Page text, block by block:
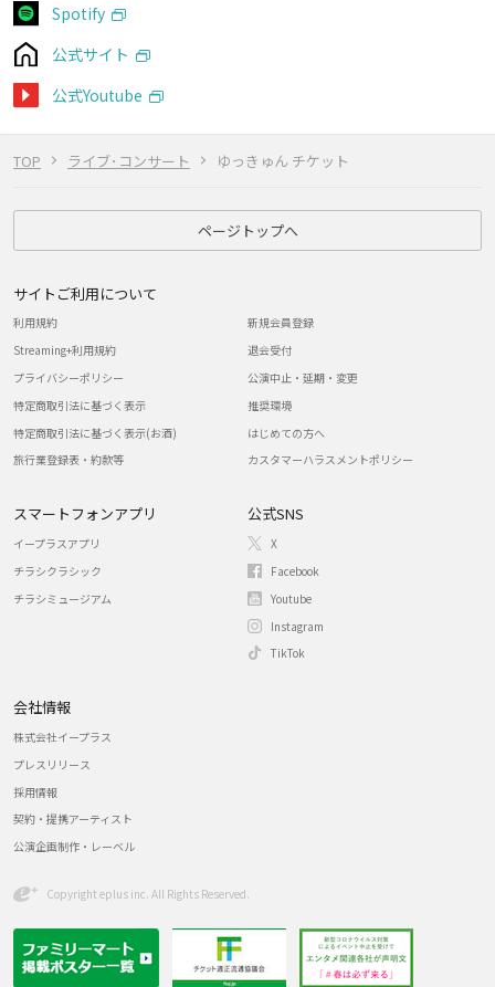
TOP ライブ･コンサート ゆっきゅん チケット
Spotify
公式サイト
公式Youtube
ページトップへ
サイトご利用について
利用規約
Streaming+利用規約
プライバシーポリシー
特定商取引法に基づく表示
特定商取引法に基づく表示(お酒)
旅行業登録表・約款等
新規会員登録
退会受付
公演中止・延期・変更
推奨環境
はじめての方へ
カスタマーハラスメントポリシー
スマートフォンアプリ
イープラスアプリ
チラシクラシック
チラシミュージアム
公式SNS
X
Facebook
Youtube
Instagram
TikTok
会社情報
株式会社イープラス
プレスリリース
採用情報
契約・提携アーティスト
公演企画制作・レーベル
Copyright eplus inc. All Rights Reserved.